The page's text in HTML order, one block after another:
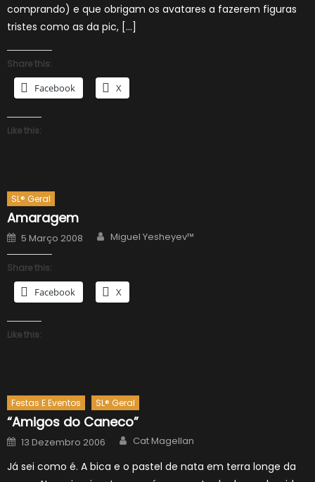
comprando) e que obrigam os avatares a fazerem figuras
tristes como as da pic, […]
Share this:
Facebook X
Like this:
SL® Geral
Amaragem
Posted
on
5 Março 2008 Author
Miguel Yesheyev™
Share this:
Facebook X
Like this:
Festas E Eventos SL® Geral
“Amigos do Caneco”
Posted
on
13 Dezembro 2006 Author
Cat Magellan
Já sei como é. A bica e o pastel de nata em terra longe da